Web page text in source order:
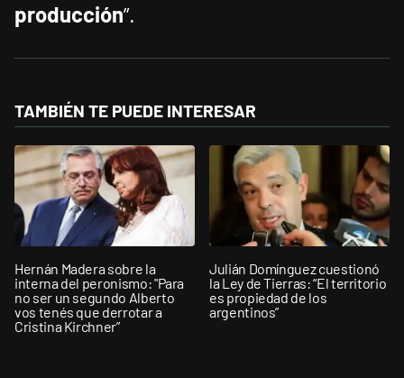
producción”.
TAMBIÉN TE PUEDE INTERESAR
Hernán Madera sobre la
interna del peronismo: "Para
no ser un segundo Alberto
vos tenés que derrotar a
Cristina Kirchner”
Julián Domínguez cuestionó
la Ley de Tierras: “El territorio
es propiedad de los
argentinos”